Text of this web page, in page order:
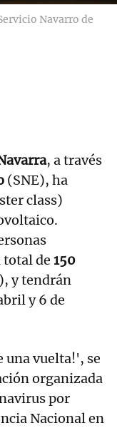
Navarro de
, a través
(SNE), ha
class)
total de 150
y tendrán
y 6 de
una vuelta!', se
organizada
por
Nacional en